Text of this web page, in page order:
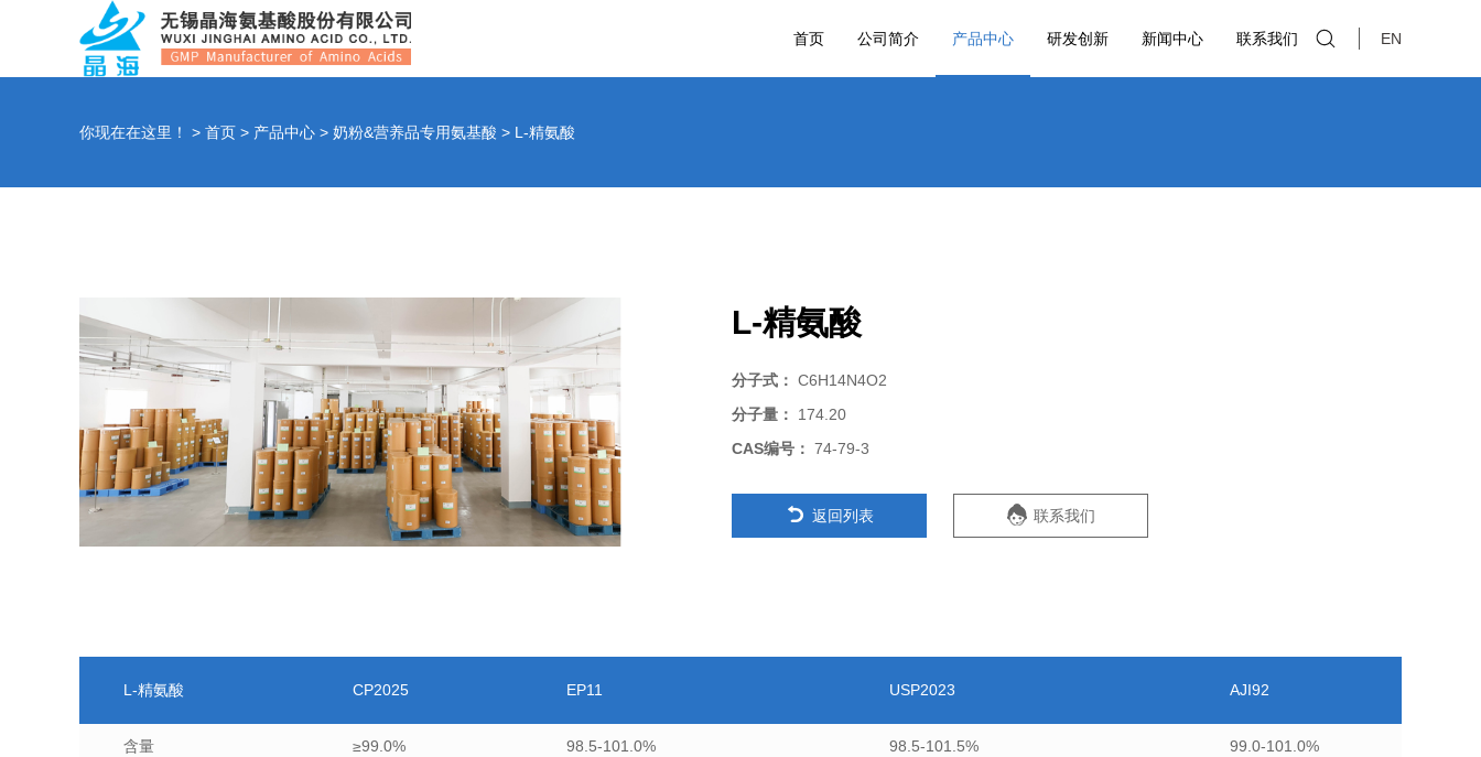
EN
首页 公司简介 产品中心 研发创新 新闻中心 联系我们
你现在在这里！ > 首页 > 产品中心 > 奶粉&营养品专用氨基酸 > L-精氨酸
L-精氨酸
分子式： C6H14N4O2
分子量：
174.20
CAS编号： 74-79-3
返回列表 联系我们
L-精氨酸 CP2025 EP11 USP2023 AJI92
含量 ≥99.0% 98.5-101.0% 98.5-101.5% 99.0-101.0%